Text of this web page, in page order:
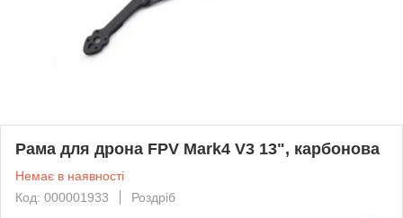
Рама для дрона FPV Mark4 V3 13", карбонова
Немає в наявності
Код: 000001933
Роздріб